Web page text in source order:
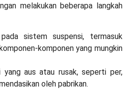
melakukan beberapa langkah
sistem suspensi, termasuk
komponen yang mungkin
yang aus atau rusak, seperti per,
oleh pabrikan.